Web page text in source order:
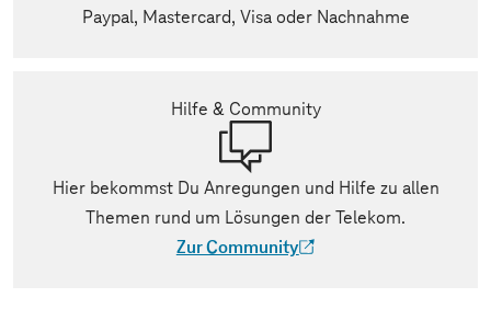
Paypal, Mastercard, Visa oder Nachnahme
Hilfe & Community
Hier bekommst Du Anregungen und Hilfe zu allen
Themen rund um Lösungen der Telekom.
Zur Community
(Der Link wird in einem neuen Tab